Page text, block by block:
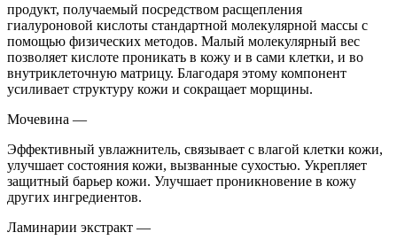
продукт, получаемый посредством расщепления
гиалуроновой кислоты стандартной молекулярной массы с
помощью физических методов. Малый молекулярный вес
позволяет кислоте проникать в кожу и в сами клетки, и во
внутриклеточную матрицу. Благодаря этому компонент
усиливает структуру кожи и сокращает морщины.
Мочевина —
Эффективный увлажнитель, связывает с влагой клетки кожи,
улучшает состояния кожи, вызванные сухостью. Укрепляет
защитный барьер кожи. Улучшает проникновение в кожу
других ингредиентов.
Ламинарии экстракт —